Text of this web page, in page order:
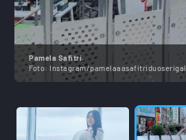
Pamela Safitri.
Foto: Instagram/